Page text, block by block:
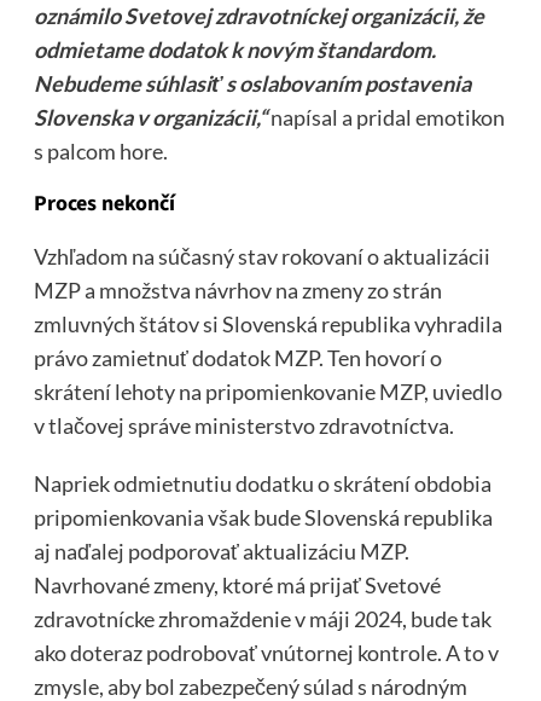
oznámilo Svetovej zdravotníckej organizácii, že
odmietame dodatok k novým štandardom.
Nebudeme súhlasiť s oslabovaním postavenia
Slovenska v organizácii,“napísal a pridal emotikon
s palcom hore.
Proces nekončí
Vzhľadom na súčasný stav rokovaní o aktualizácii
MZP a množstva návrhov na zmeny zo strán
zmluvných štátov si Slovenská republika vyhradila
právo zamietnuť dodatok MZP. Ten hovorí o
skrátení lehoty na pripomienkovanie MZP, uviedlo
v tlačovej správe ministerstvo zdravotníctva.
Napriek odmietnutiu dodatku o skrátení obdobia
pripomienkovania však bude Slovenská republika
aj naďalej podporovať aktualizáciu MZP.
Navrhované zmeny, ktoré má prijať Svetové
zdravotnícke zhromaždenie v máji 2024, bude tak
ako doteraz podrobovať vnútornej kontrole. A to v
zmysle, aby bol zabezpečený súlad s národným